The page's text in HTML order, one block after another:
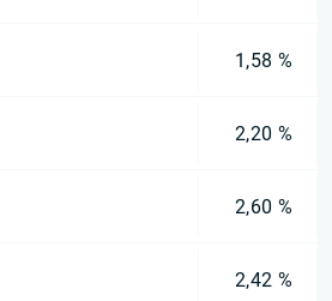
1,58 %
2,20 %
2,60 %
2,42 %